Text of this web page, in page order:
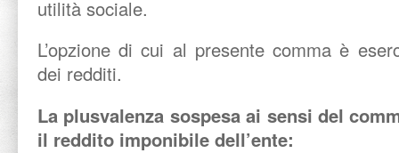
utilità sociale.
L’opzione di cui al presente comma è
dei redditi.
La plusvalenza sospesa ai sensi del
il reddito imponibile dell’ente: